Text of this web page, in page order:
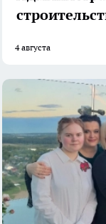
4 августа